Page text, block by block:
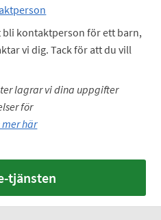
bli kontaktperson för ett barn,
vi dig. Tack för att du vill
lagrar vi dina uppgifter
för
mer här
tjänsten